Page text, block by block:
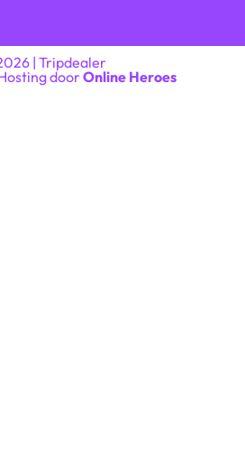
| Tripdealer
doorOnline Heroes